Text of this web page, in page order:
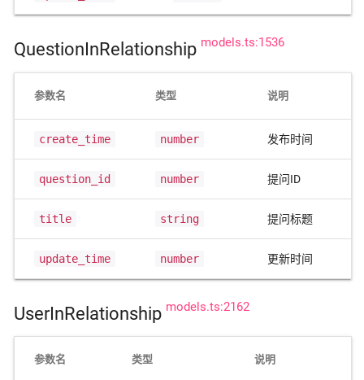
QuestionInRelationship models.ts:1536
参数名 类型 说明
create_time number 发布时间
question_id number 提问ID
title string 提问标题
update_time number 更新时间
UserInRelationship models.ts:2162
参数名 类型 说明